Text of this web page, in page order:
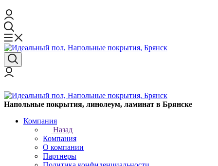
Напольные покрытия, линолеум, ламинат в Брянске
Компания
Назад
Компания
О компании
Партнеры